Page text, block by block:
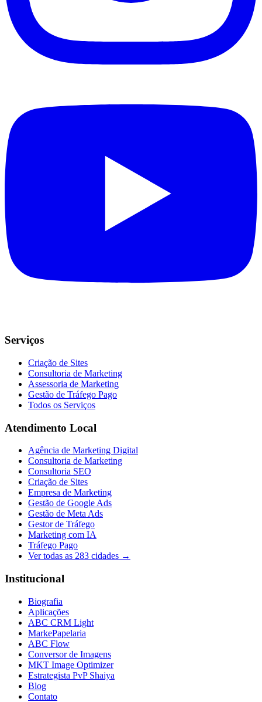
Serviços
Criação de Sites
Consultoria de Marketing
Assessoria de Marketing
Gestão de Tráfego Pago
Todos os Serviços
Atendimento Local
Agência de Marketing Digital
Consultoria de Marketing
Consultoria SEO
Criação de Sites
Empresa de Marketing
Gestão de Google Ads
Gestão de Meta Ads
Gestor de Tráfego
Marketing com IA
Tráfego Pago
Ver todas as 283 cidades →
Institucional
Biografia
Aplicações
ABC CRM Light
MarkePapelaria
ABC Flow
Conversor de Imagens
MKT Image Optimizer
Estrategista PvP Shaiya
Blog
Contato